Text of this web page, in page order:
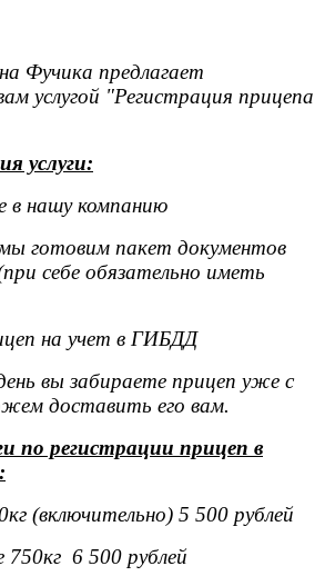
Фучика предлагает
услугой "Регистрация прицепа
услуги:
в нашу компанию
готовим пакет документов
себе обязательно иметь
на учет в ГИБДД
вы забираете прицеп уже с
доставить его вам.
по регистрации прицеп в
(включительно) 5 500 рублей
6 500 рублей